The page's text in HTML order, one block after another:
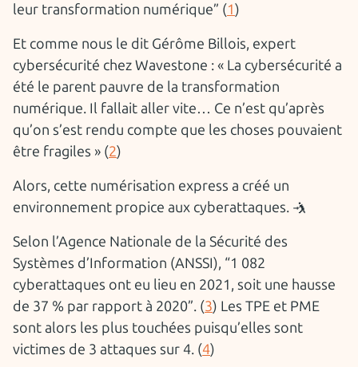
leur transformation numérique” (1)
Et comme nous le dit Gérôme Billois, expert
cybersécurité chez Wavestone : « La cybersécurité a
été le parent pauvre de la transformation
numérique. Il fallait aller vite… Ce n’est qu’après
qu’on s’est rendu compte que les choses pouvaient
être fragiles » (2)
Alors, cette numérisation express a créé un
environnement propice aux cyberattaques. 🤺
Selon l’Agence Nationale de la Sécurité des
Systèmes d’Information (ANSSI), “1 082
cyberattaques ont eu lieu en 2021, soit une hausse
de 37 % par rapport à 2020”. (3) Les TPE et PME
sont alors les plus touchées puisqu’elles sont
victimes de 3 attaques sur 4. (4)